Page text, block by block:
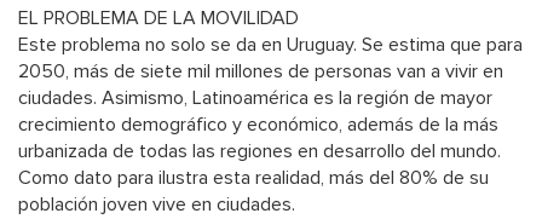
EL PROBLEMA DE LA MOVILIDAD
Este problema no solo se da en Uruguay. Se estima que para
2050, más de siete mil millones de personas van a vivir en
ciudades. Asimismo, Latinoamérica es la región de mayor
crecimiento demográfico y económico, además de la más
urbanizada de todas las regiones en desarrollo del mundo.
Como dato para ilustra esta realidad, más del 80% de su
población joven vive en ciudades.